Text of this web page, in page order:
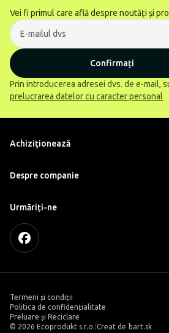
Vei fi primul care află despre noutăți și
Confirmați
Prin introducerea adresei dvs. de e-mail,
prelucrarea datelor cu caracter personal
Achiziţionează
Despre companie
Urmăriți-ne
Termeni și condiții
Politica de confidențialitate
Preluare și Reciclare
© 2026 Ecoprodukt s.r.o. Creat de bart.sk